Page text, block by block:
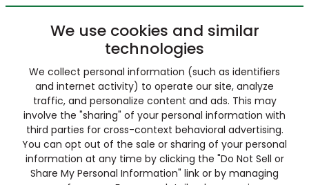
We use cookies and similar
technologies
We collect personal information (such as identifiers
and internet activity) to operate our site, analyze
traffic, and personalize content and ads. This may
involve the "sharing" of your personal information with
third parties for cross-context behavioral advertising.
You can opt out of the sale or sharing of your personal
information at any time by clicking the "Do Not Sell or
Share My Personal Information" link or by managing